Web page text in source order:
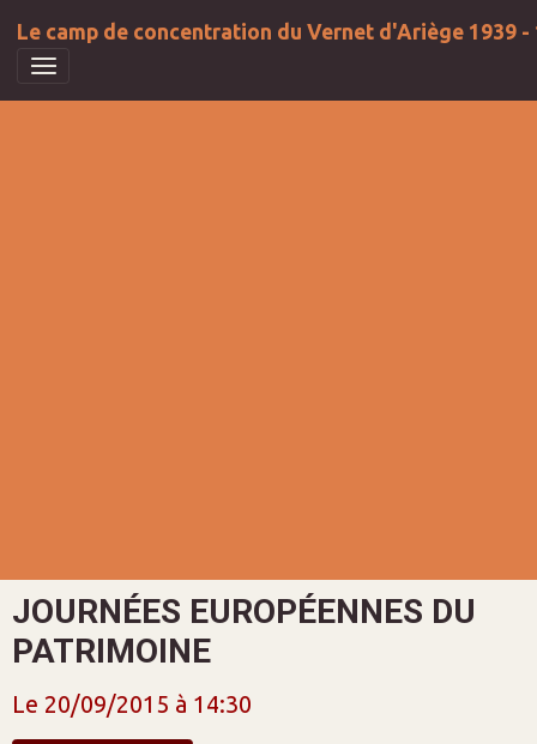
Le camp de concentration du Vernet d'Ariège 1939 -
JOURNÉES EUROPÉENNES DU
PATRIMOINE
Le 20/09/2015 à 14:30